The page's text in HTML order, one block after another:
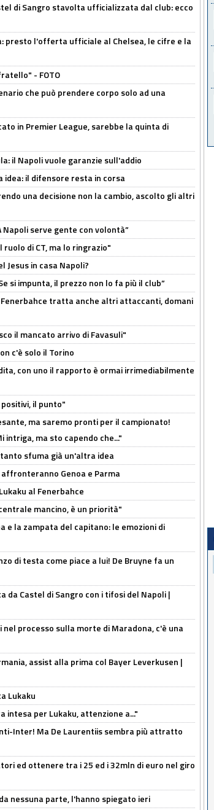
di Sangro stavolta ufficializzata dal club: ecco
presto l'offerta ufficiale al Chelsea, le cifre e la
- FOTO
che può prendere corpo solo ad una
in Premier League, sarebbe la quinta di
il Napoli vuole garanzie sull'addio
idea: il difensore resta in corsa
una decisione non la cambio, ascolto gli altri
serve gente con volontà”
di CT, ma lo ringrazio"
Jesus in casa Napoli?
si impunta, il prezzo non lo fa più il club”
tratta anche altri attaccanti, domani
il mancato arrivo di Favasuli"
c'è solo il Torino
con uno il rapporto è ormai irrimediabilmente
il punto"
ma saremo pronti per il campionato!
intriga, ma sto capendo che..."
sfuma già un'altra idea
Genoa e Parma
al Fenerbahce
mancino, è un priorità"
e la zampata del capitano: le emozioni di
di testa come piace a lui! De Bruyne fa un
Castel di Sangro con i tifosi del Napoli |
processo sulla morte di Maradona, c'è una
assist alla prima col Bayer Leverkusen |
Lukaku
intesa per Lukaku, attenzione a..."
Inter! Ma De Laurentiis sembra più attratto
ed ottenere tra i 25 ed i 32mln di euro nel giro
nessuna parte, l'hanno spiegato ieri